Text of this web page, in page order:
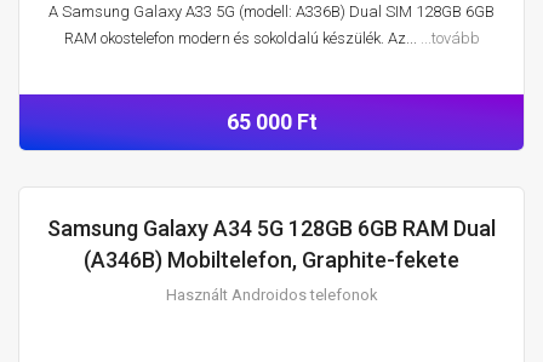
A Samsung Galaxy A33 5G (modell: A336B) Dual SIM 128GB 6GB
RAM okostelefon modern és sokoldalú készülék. Az... ...tovább
65 000 Ft
Samsung Galaxy A34 5G 128GB 6GB RAM Dual
(A346B) Mobiltelefon, Graphite-fekete
Használt Androidos telefonok